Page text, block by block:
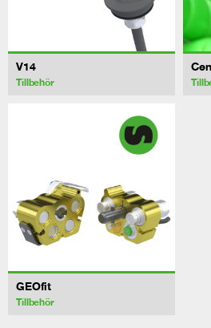
V14
Tillbehör
GEOfit
Tillbehör